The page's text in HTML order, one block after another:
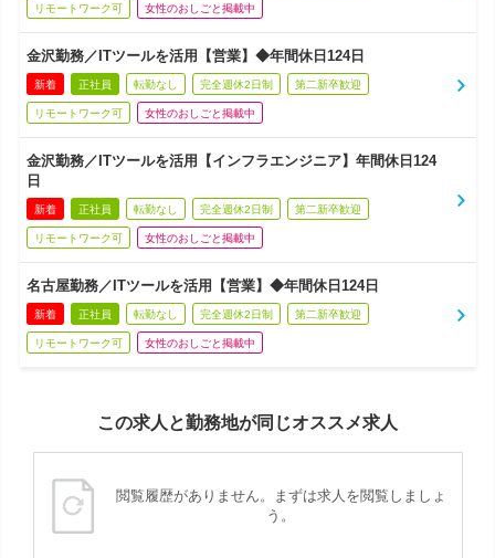
リモートワーク可 女性のおしごと掲載中
金沢勤務／ITツールを活用【営業】◆年間休日124日
新着 正社員 転勤なし 完全週休2日制 第二新卒歓迎
リモートワーク可 女性のおしごと掲載中
金沢勤務／ITツールを活用【インフラエンジニア】年間休日124
日
新着 正社員 転勤なし 完全週休2日制 第二新卒歓迎
リモートワーク可 女性のおしごと掲載中
名古屋勤務／ITツールを活用【営業】◆年間休日124日
新着 正社員 転勤なし 完全週休2日制 第二新卒歓迎
リモートワーク可 女性のおしごと掲載中
この求人と勤務地が同じオススメ求人
閲覧履歴がありません。まずは求人を閲覧しましょ
う。